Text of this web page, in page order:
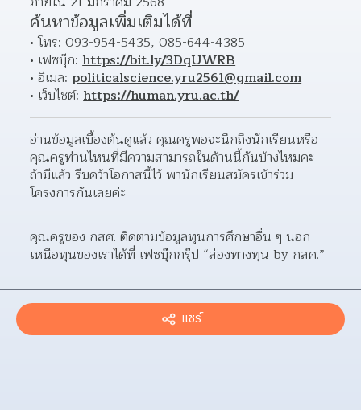
ค้นหาข้อมูลเพิ่มเติมได้ที่
โทร: 093-954-5435, 085-644-4385
เฟซบุ๊ก: https://bit.ly/3DqUWRB
อีเมล: politicalscience.yru2561@gmail.com
เว็บไซต์: https://human.yru.ac.th/
อ่านข้อมูลเบื้องต้นดูแล้ว คุณครูพอจะนึกถึงนักเรียนหรือ
คุณครูท่านไหนที่มีความสามารถในด้านนี้กันบ้างไหมคะ
ถ้ามีแล้ว รีบคว้าโอกาสนี้ไว้ พานักเรียนสมัครเข้าร่วม
โครงการกันเลยค่ะ
คุณครูของ กสศ. ติดตามข้อมูลทุนการศึกษาอื่น ๆ นอก
เหนือทุนของเราได้ที่ เฟซบุ๊กกรุ๊ป “ส่องทางทุน by กสศ.”
แชร์